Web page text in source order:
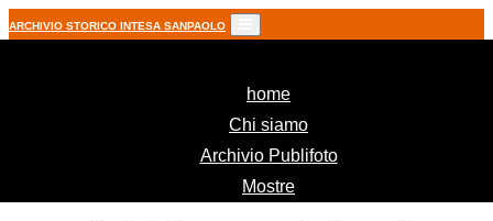
ARCHIVIO STORICO INTESA SANPAOLO
home(current)
Chi siamo
Archivio Publifoto
Mostre